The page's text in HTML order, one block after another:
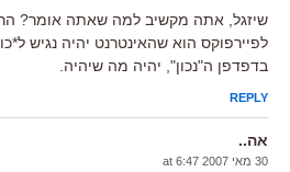
שיזגל, אתה מקשיב למה שאתה אומר?
לפיירפוקס הוא שהאינטרנט יהיה נגיש
בדפדפן ה"נכון", יהיה מה שיהיה.
REPLY
אה..
30 מאי 2007 at 6:47